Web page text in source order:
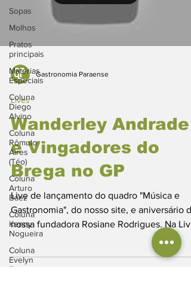
Sopas
Molhos
Pratos
principais
Matérias
Especiais
Coluna
Diego
Alvino
Coluna
Rômulo
Aires
(Téo)
Coluna
Arturo
Báez
Coluna
Kenny
Nogueira
Coluna
Evelyn
Ferreira
Gastronomia Paraense
Lives
Wanderley Andrade
e Vingadores do
Brega no GP
Live de lançamento do quadro "Música e
Gastronomia", do nosso site, e aniversário da
nossa fundadora Rosiane Rodrigues. Na Live
tivemos...